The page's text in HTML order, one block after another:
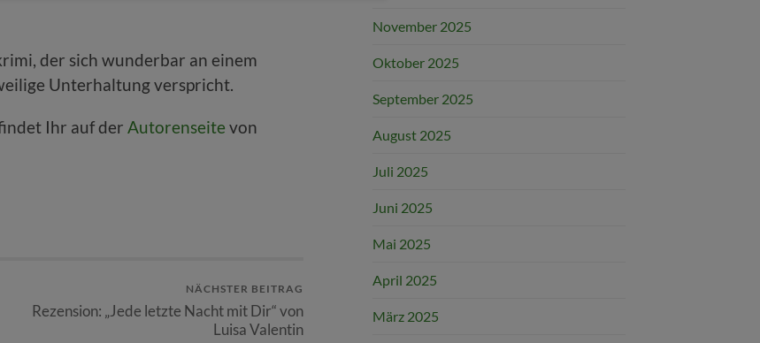
der sich wunderbar an einem
Unterhaltung verspricht.
Ihr auf der Autorenseite von
NÄCHSTER BEITRAG
Rezension: „Jede letzte Nacht mit Dir“ von
Luisa Valentin
November 2025
Oktober 2025
September 2025
August 2025
Juli 2025
Juni 2025
Mai 2025
April 2025
März 2025